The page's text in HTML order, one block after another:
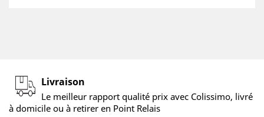
Livraison
Le meilleur rapport qualité prix avec Colissimo, livré
à domicile ou à retirer en Point Relais